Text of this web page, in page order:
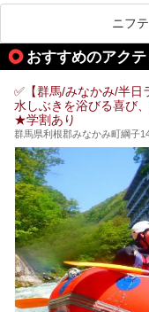
観光客で
「中生館
質の良さ(
的存在で
事・客室
ニフ
おすすめのアク
✅【群馬/みなかみ/半日
水しぶきを浴びる喜び
★学割あり
群馬県利根郡みなかみ町綱子